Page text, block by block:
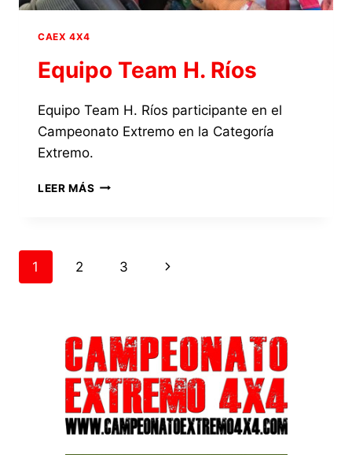
CAEX 4X4
Equipo Team H. Ríos
Equipo Team H. Ríos participante en el
Campeonato Extremo en la Categoría
Extremo.
LEER MÁS EQUIPO
Navegación
página
1 2 3
Siguiente